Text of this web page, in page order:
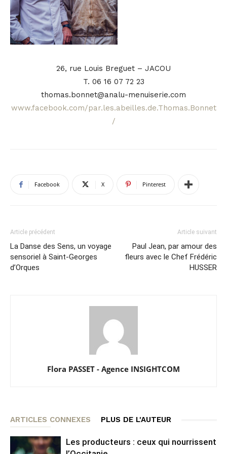
26, rue Louis Breguet – JACOU
T. 06 16 07 72 23
thomas.bonnet@analu-menuiserie.com
www.facebook.com/par.les.abeilles.de.Thomas.Bonnet
/
Facebook X Pinterest
Article précédent
La Danse des Sens, un voyage
sensoriel à Saint-Georges
d’Orques
Article suivant
Paul Jean, par amour des
fleurs avec le Chef Frédéric
HUSSER
Flora PASSET - Agence INSIGHTCOM
ARTICLES CONNEXES PLUS DE L'AUTEUR
Les producteurs : ceux qui nourrissent